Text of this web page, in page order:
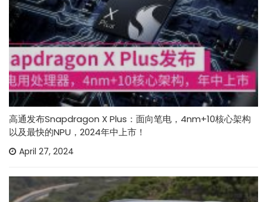
高通发布Snapdragon X Plus：面向笔电，4nm+10核心架构
以及最快的NPU，2024年中上市！
April 27, 2024